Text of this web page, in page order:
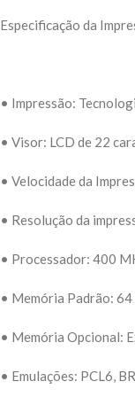
Especificação da
• Impressão:
• Visor: LCD de 22
• Velocidade da
• Resolução da
• Processador: 400
• Memória Padrão: 64
• Memória Opcional:
• Emulações: PCL6,